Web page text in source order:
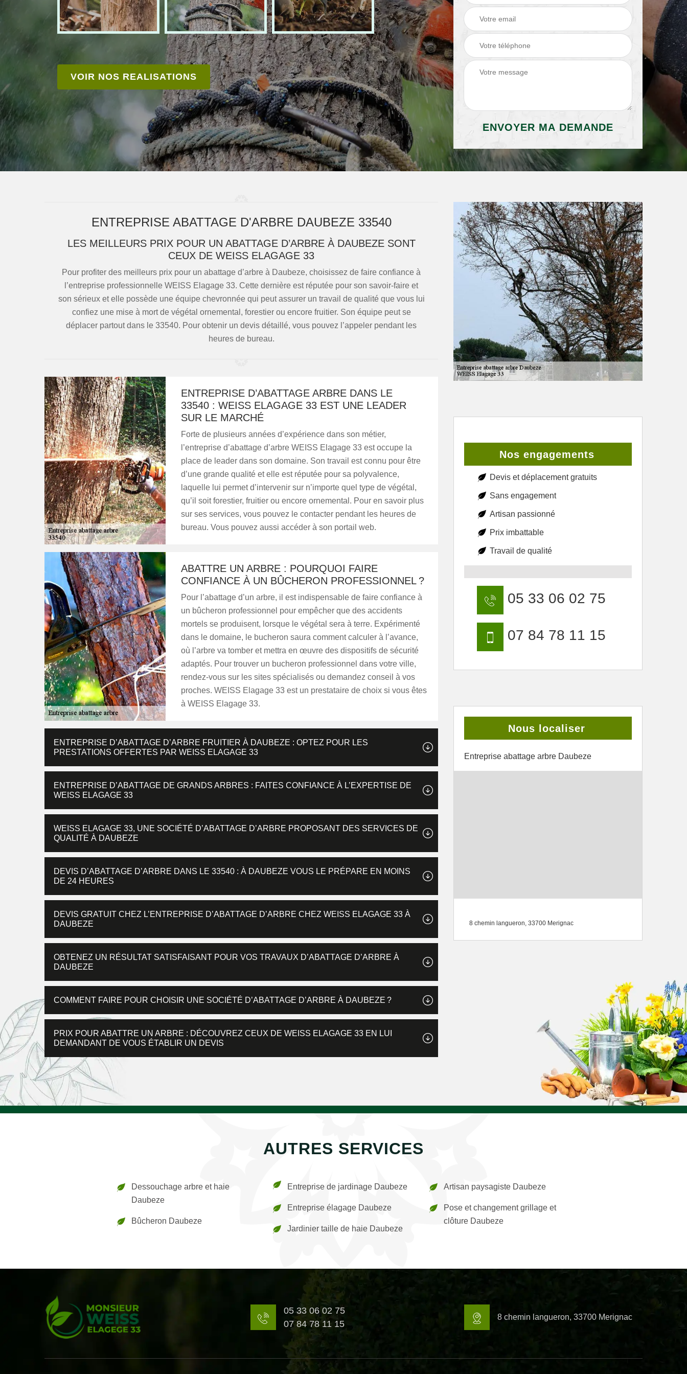
VOIR NOS REALISATIONS
ENTREPRISE ABATTAGE D'ARBRE DAUBEZE 33540
LES MEILLEURS PRIX POUR UN ABATTAGE D’ARBRE À DAUBEZE SONT
CEUX DE WEISS ELAGAGE 33
Pour profiter des meilleurs prix pour un abattage d’arbre à Daubeze, choisissez de faire confiance à
l’entreprise professionnelle WEISS Elagage 33. Cette dernière est réputée pour son savoir-faire et
son sérieux et elle possède une équipe chevronnée qui peut assurer un travail de qualité que vous lui
confiez une mise à mort de végétal ornemental, forestier ou encore fruitier. Son équipe peut se
déplacer partout dans le 33540. Pour obtenir un devis détaillé, vous pouvez l’appeler pendant les
heures de bureau.
ENTREPRISE D’ABATTAGE ARBRE DANS LE
33540 : WEISS ELAGAGE 33 EST UNE LEADER
SUR LE MARCHÉ
Forte de plusieurs années d’expérience dans son métier,
l’entreprise d’abattage d’arbre WEISS Elagage 33 est occupe la
place de leader dans son domaine. Son travail est connu pour être
d’une grande qualité et elle est réputée pour sa polyvalence,
laquelle lui permet d’intervenir sur n’importe quel type de végétal,
qu’il soit forestier, fruitier ou encore ornemental. Pour en savoir plus
sur ses services, vous pouvez le contacter pendant les heures de
bureau. Vous pouvez aussi accéder à son portail web.
ABATTRE UN ARBRE : POURQUOI FAIRE
CONFIANCE À UN BÛCHERON PROFESSIONNEL ?
Pour l’abattage d’un arbre, il est indispensable de faire confiance à
un bûcheron professionnel pour empêcher que des accidents
mortels se produisent, lorsque le végétal sera à terre. Expérimenté
dans le domaine, le bucheron saura comment calculer à l’avance,
où l’arbre va tomber et mettra en œuvre des dispositifs de sécurité
adaptés. Pour trouver un bucheron professionnel dans votre ville,
rendez-vous sur les sites spécialisés ou demandez conseil à vos
proches. WEISS Elagage 33 est un prestataire de choix si vous êtes
à WEISS Elagage 33.
ENTREPRISE D’ABATTAGE D’ARBRE FRUITIER À DAUBEZE : OPTEZ POUR LES
PRESTATIONS OFFERTES PAR WEISS ELAGAGE 33
ENTREPRISE D’ABATTAGE DE GRANDS ARBRES : FAITES CONFIANCE À L’EXPERTISE DE
WEISS ELAGAGE 33
WEISS ELAGAGE 33, UNE SOCIÉTÉ D’ABATTAGE D’ARBRE PROPOSANT DES SERVICES DE
QUALITÉ À DAUBEZE
DEVIS D’ABATTAGE D’ARBRE DANS LE 33540 : À DAUBEZE VOUS LE PRÉPARE EN MOINS
DE 24 HEURES
DEVIS GRATUIT CHEZ L’ENTREPRISE D’ABATTAGE D’ARBRE CHEZ WEISS ELAGAGE 33 À
DAUBEZE
OBTENEZ UN RÉSULTAT SATISFAISANT POUR VOS TRAVAUX D’ABATTAGE D’ARBRE À
DAUBEZE
COMMENT FAIRE POUR CHOISIR UNE SOCIÉTÉ D’ABATTAGE D’ARBRE À DAUBEZE ?
PRIX POUR ABATTRE UN ARBRE : DÉCOUVREZ CEUX DE WEISS ELAGAGE 33 EN LUI
DEMANDANT DE VOUS ÉTABLIR UN DEVIS
Nos engagements
Devis et déplacement gratuits
Sans engagement
Artisan passionné
Prix imbattable
Travail de qualité
05 33 06 02 75
07 84 78 11 15
Nous localiser
Entreprise abattage arbre Daubeze
8 chemin langueron, 33700 Merignac
AUTRES SERVICES
Dessouchage arbre et haie
Daubeze
Bûcheron Daubeze
Entreprise de jardinage Daubeze
Entreprise élagage Daubeze
Jardinier taille de haie Daubeze
Artisan paysagiste Daubeze
Pose et changement grillage et
clôture Daubeze
05 33 06 02 75
07 84 78 11 15
8 chemin langueron, 33700 Merignac